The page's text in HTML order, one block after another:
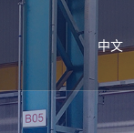
中文